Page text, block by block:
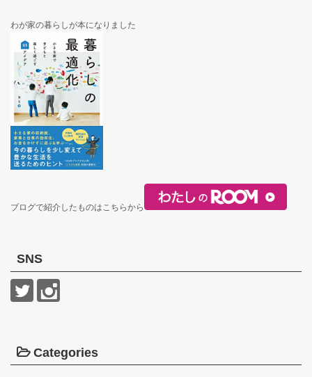
わが家の暮らしが本になりました
ブログで紹介したものはこちらから
SNS
Categories